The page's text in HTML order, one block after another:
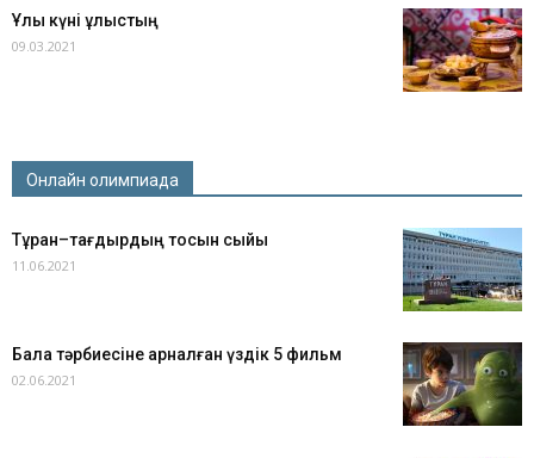
Ұлы күні ұлыстың
09.03.2021
Онлайн олимпиада
Тұран–тағдырдың тосын сыйы
11.06.2021
Бала тәрбиесіне арналған үздік 5 фильм
02.06.2021